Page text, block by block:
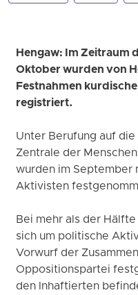
Hengaw: Im Zeitraum
Oktober wurden von
Festnahmen
registriert.
Unter Berufung auf
Zentrale der
wurden im September
Aktivisten
Bei mehr als der
sich um politische
Vorwurf der
Oppositionspartei
den Inhaftierten